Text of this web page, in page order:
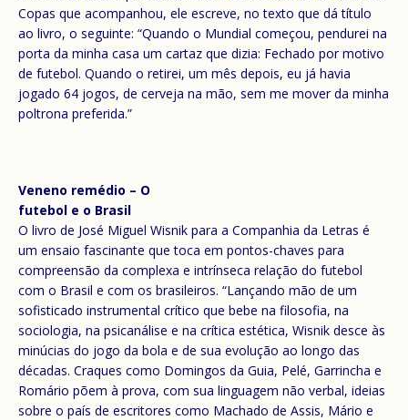
Copas que acompanhou, ele escreve, no texto que dá título
ao livro, o seguinte: “Quando o Mundial começou, pendurei na
porta da minha casa um cartaz que dizia: Fechado por motivo
de futebol. Quando o retirei, um mês depois, eu já havia
jogado 64 jogos, de cerveja na mão, sem me mover da minha
poltrona preferida.”
Veneno remédio – O
futebol e o Brasil
O livro de José Miguel Wisnik para a Companhia da Letras é
um ensaio fascinante que toca em pontos-chaves para
compreensão da complexa e intrínseca relação do futebol
com o Brasil e com os brasileiros. “Lançando mão de um
sofisticado instrumental crítico que bebe na filosofia, na
sociologia, na psicanálise e na crítica estética, Wisnik desce às
minúcias do jogo da bola e de sua evolução ao longo das
décadas. Craques como Domingos da Guia, Pelé, Garrincha e
Romário põem à prova, com sua linguagem não verbal, ideias
sobre o país de escritores como Machado de Assis, Mário e